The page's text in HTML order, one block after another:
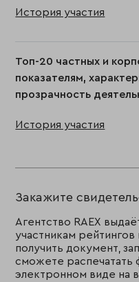
История участия
Топ-20 частных и
показателям,
прозрачность
История участия
Закажите
Агентство RAEX
участникам
получить документ,
сможете распечатать
электронном виде на